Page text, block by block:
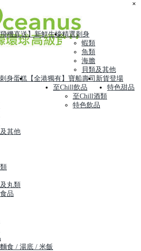
機直送】新鮮生蠔精選刺身
蝦類
魚類
海膽
貝類及其他
身蛋糕 【全港獨有】寶船壽司 新貨登場
其他
丸類
品
食 / 湯底 / 米飯
至Chill飲品
至Chill酒類
特色飲品
特色甜品
×